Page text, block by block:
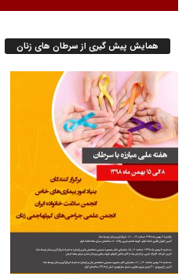
همایش پیش گیری از سرطان های زنان